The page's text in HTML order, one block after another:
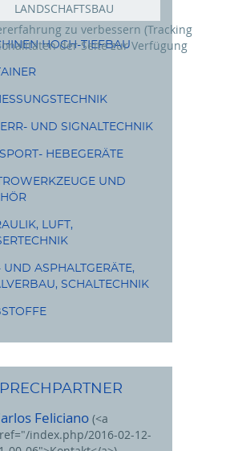
LANDSCHAFTSBAU
HOCH-TIEFBAU
UND SIGNALTECHNIK
HEBEGERÄTE
UND
LUFT,
UND ASPHALTGERÄTE,
SCHALTECHNIK
Feliciano (<a
index.php/2016-02-12-
zu verbessern (Tracking
der Seite zur Verfügung